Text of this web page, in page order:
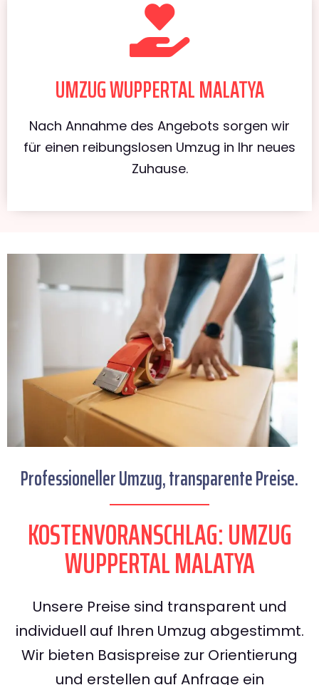
UMZUG WUPPERTAL MALATYA
Nach Annahme des Angebots sorgen wir
für einen reibungslosen Umzug in Ihr neues
Zuhause.
Professioneller Umzug, transparente Preise.
KOSTENVORANSCHLAG: UMZUG
WUPPERTAL MALATYA
Unsere Preise sind transparent und
individuell auf Ihren Umzug abgestimmt.
Wir bieten Basispreise zur Orientierung
und erstellen auf Anfrage ein